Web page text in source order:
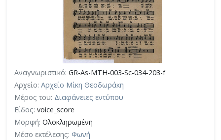
Αναγνωριστικό: GR-As-MTH-003-Sc-034-203-f
Αρχείο: Αρχείο Μίκη Θεοδωράκη
Μέρος του: Διαφάνειες εντύπου
Είδος: voice_score
Μορφή: Ολοκληρωμένη
Μέσο εκτέλεσης: Φωνή